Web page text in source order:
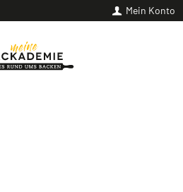
Mein Konto